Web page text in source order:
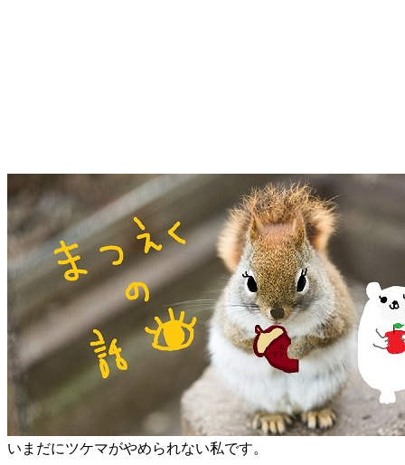
いまだにツケマがやめられない私です。